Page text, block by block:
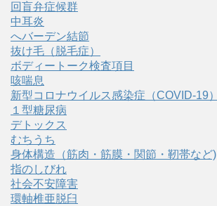
回盲弁症候群
中耳炎
へバーデン結節
抜け毛（脱毛症）
ボディートーク検査項目
咳喘息
新型コロナウイルス感染症（COVID‑19）
１型糖尿病
デトックス
むちうち
身体構造（筋肉・筋膜・関節・靭帯など)
指のしびれ
社会不安障害
環軸椎亜脱臼